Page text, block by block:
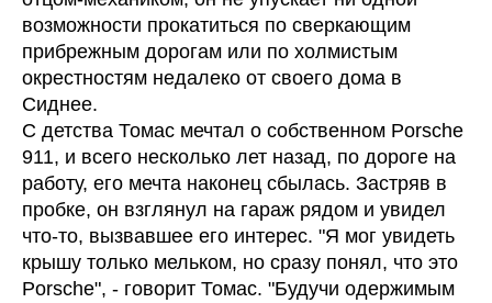
возможности прокатиться по сверкающим
прибрежным дорогам или по холмистым
окрестностям недалеко от своего дома в
Сиднее.
С детства Томас мечтал о собственном Porsche
911, и всего несколько лет назад, по дороге на
работу, его мечта наконец сбылась. Застряв в
пробке, он взглянул на гараж рядом и увидел
что-то, вызвавшее его интерес. "Я мог увидеть
крышу только мельком, но сразу понял, что это
Porsche", - говорит Томас. "Будучи одержимым